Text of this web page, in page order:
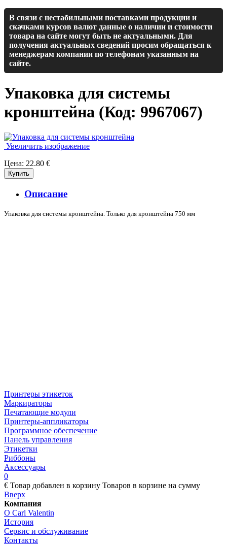
В связи с нестабильными поставками продукции и
скачками курсов валют данные о наличии и стоимости
товара на сайте могут быть не актуальными. Для
получения актуальных сведений просим обращаться к
менеджерам компании по телефонам указанным на
сайте.
Упаковка для системы
кронштейна (Код: 9967067)
Увеличить изображение
Цена: 22.80 €
Описание
Упаковка для системы кронштейна. Только для кронштейна 750 мм
Принтеры этикеток
Маркираторы
Печатающие модули
Принтеры-аппликаторы
Программное обеспечение
Панель управления
Этикетки
Риббоны
Аксессуары
0
€ Товар добавлен в корзину Товаров в корзине на сумму
Вверх
Компания
О Carl Valentin
История
Сервис и обслуживание
Контакты